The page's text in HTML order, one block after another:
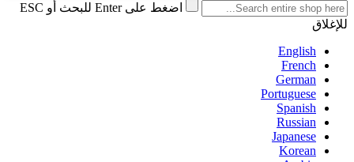
اضغط على Enter للبحث أو ESC
للإغلاق
English
French
German
Portuguese
Spanish
Russian
Japanese
Korean